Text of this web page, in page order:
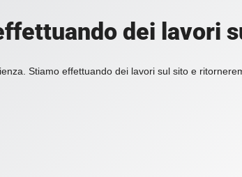
dei lavori
Stiamo effettuando dei lavori sul sito e